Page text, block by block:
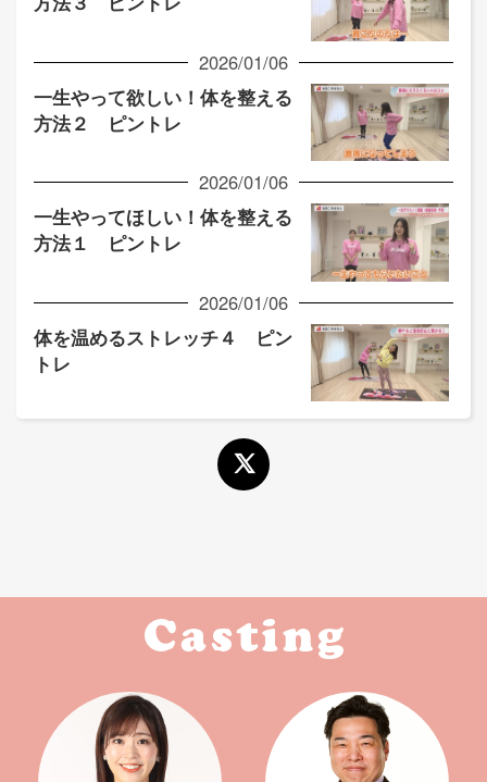
2026/01/06
一生やって欲しい！体を整える
方法２ ピントレ
2026/01/06
一生やってほしい！体を整える
方法１ ピントレ
2026/01/06
体を温めるストレッチ４ ピン
トレ